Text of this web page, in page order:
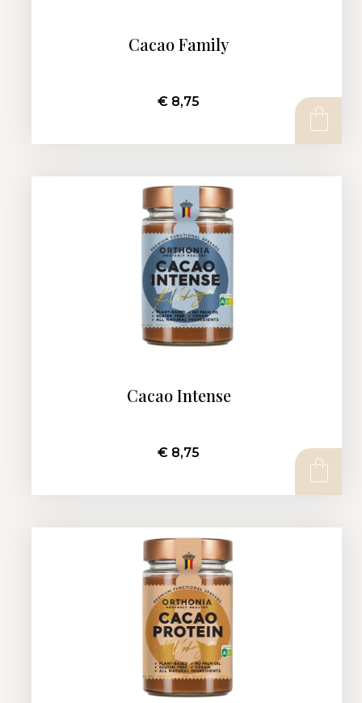
Cacao Family
€ 8,75
Cacao Intense
€ 8,75